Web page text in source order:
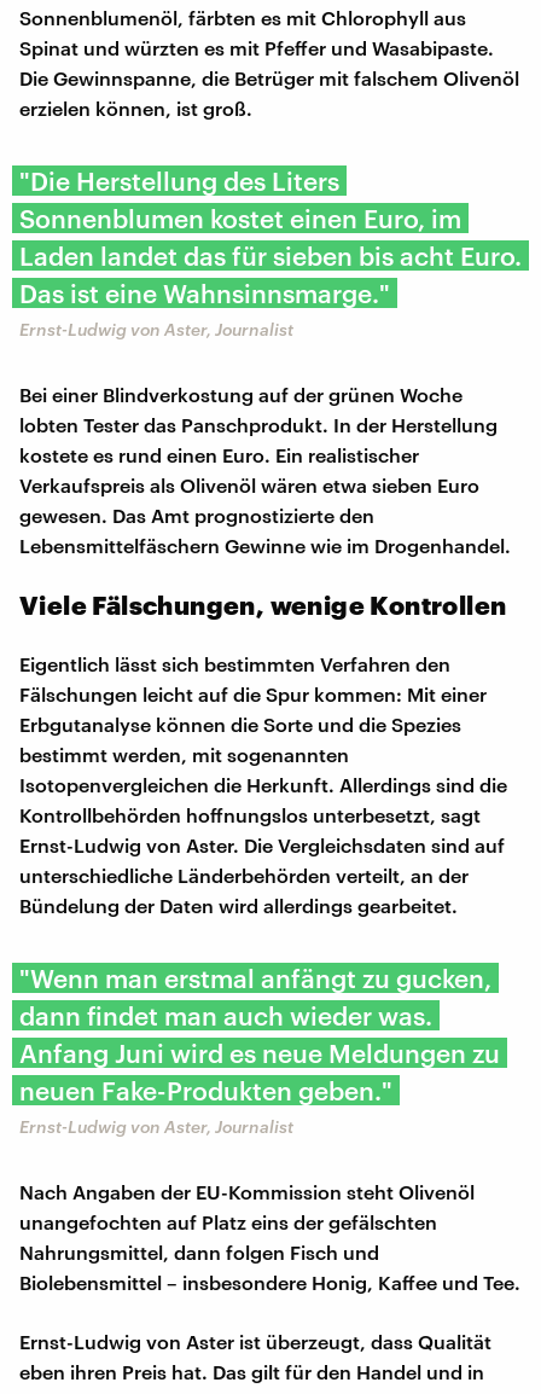
Sonnenblumenöl, färbten es mit Chlorophyll aus
Spinat und würzten es mit Pfeffer und Wasabipaste.
Die Gewinnspanne, die Betrüger mit falschem Olivenöl
erzielen können, ist groß.
"Die Herstellung des Liters
Sonnenblumen kostet einen Euro, im
Laden landet das für sieben bis acht Euro.
Das ist eine Wahnsinnsmarge."
Ernst-Ludwig von Aster, Journalist
Bei einer Blindverkostung auf der grünen Woche
lobten Tester das Panschprodukt. In der Herstellung
kostete es rund einen Euro. Ein realistischer
Verkaufspreis als Olivenöl wären etwa sieben Euro
gewesen. Das Amt prognostizierte den
Lebensmittelfäschern Gewinne wie im Drogenhandel.
Viele Fälschungen, wenige Kontrollen
Eigentlich lässt sich bestimmten Verfahren den
Fälschungen leicht auf die Spur kommen: Mit einer
Erbgutanalyse können die Sorte und die Spezies
bestimmt werden, mit sogenannten
Isotopenvergleichen die Herkunft. Allerdings sind die
Kontrollbehörden hoffnungslos unterbesetzt, sagt
Ernst-Ludwig von Aster. Die Vergleichsdaten sind auf
unterschiedliche Länderbehörden verteilt, an der
Bündelung der Daten wird allerdings gearbeitet.
"Wenn man erstmal anfängt zu gucken,
dann findet man auch wieder was.
Anfang Juni wird es neue Meldungen zu
neuen Fake-Produkten geben."
Ernst-Ludwig von Aster, Journalist
Nach Angaben der EU-Kommission steht Olivenöl
unangefochten auf Platz eins der gefälschten
Nahrungsmittel, dann folgen Fisch und
Biolebensmittel – insbesondere Honig, Kaffee und Tee.
Ernst-Ludwig von Aster ist überzeugt, dass Qualität
eben ihren Preis hat. Das gilt für den Handel und in